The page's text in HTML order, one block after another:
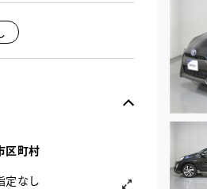
区町村
定なし